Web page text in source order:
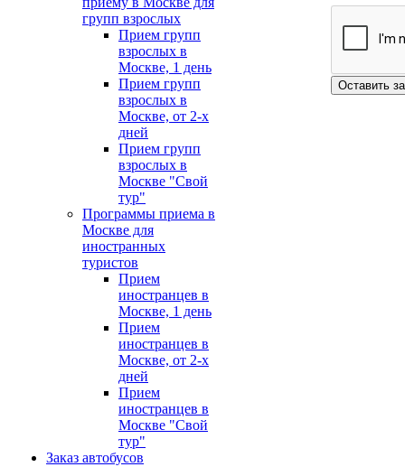
групп взрослых
Прием групп
взрослых в
Москве, 1 день
Прием групп
взрослых в
Москве, от 2-х
дней
Прием групп
взрослых в
Москве "Свой
тур"
Программы приема в
Москве для
иностранных
туристов
Прием
иностранцев в
Москве, 1 день
Прием
иностранцев в
Москве, от 2-х
дней
Прием
иностранцев в
Москве "Свой
тур"
Заказ автобусов
Оставить